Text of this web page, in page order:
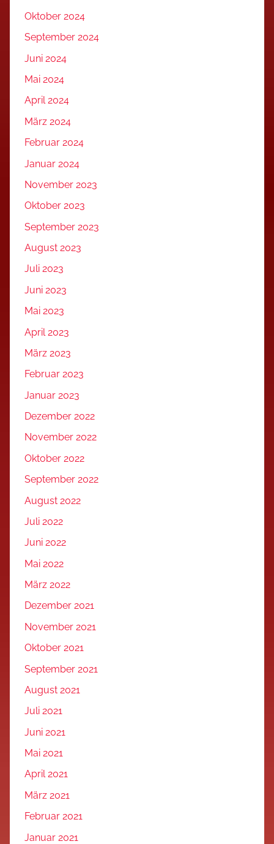
Oktober 2024
September 2024
Juni 2024
Mai 2024
April 2024
März 2024
Februar 2024
Januar 2024
November 2023
Oktober 2023
September 2023
August 2023
Juli 2023
Juni 2023
Mai 2023
April 2023
März 2023
Februar 2023
Januar 2023
Dezember 2022
November 2022
Oktober 2022
September 2022
August 2022
Juli 2022
Juni 2022
Mai 2022
März 2022
Dezember 2021
November 2021
Oktober 2021
September 2021
August 2021
Juli 2021
Juni 2021
Mai 2021
April 2021
März 2021
Februar 2021
Januar 2021